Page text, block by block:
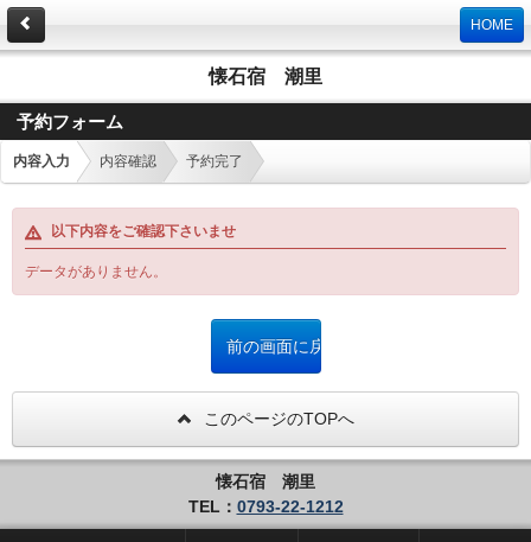
HOME
懐石宿 潮里
予約フォーム
内容入力 内容確認 予約完了
以下内容をご確認下さいませ
データがありません。
このページのTOPへ
懐石宿 潮里
TEL： 0793-22-1212